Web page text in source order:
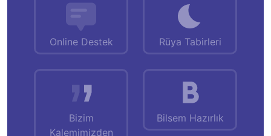
Online Destek Rüya Tabirleri
Bizim
Kalemimizden
Bilsem Hazırlık